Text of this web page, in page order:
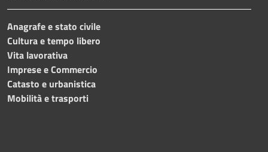
Anagrafe e stato civile
Cultura e tempo libero
Vita lavorativa
Imprese e Commercio
Catasto e urbanistica
Mobilità e trasporti